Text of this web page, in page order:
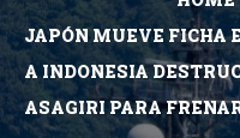
JAPÓN MUEVE FICHA
A INDONESIA
ASAGIRI PARA